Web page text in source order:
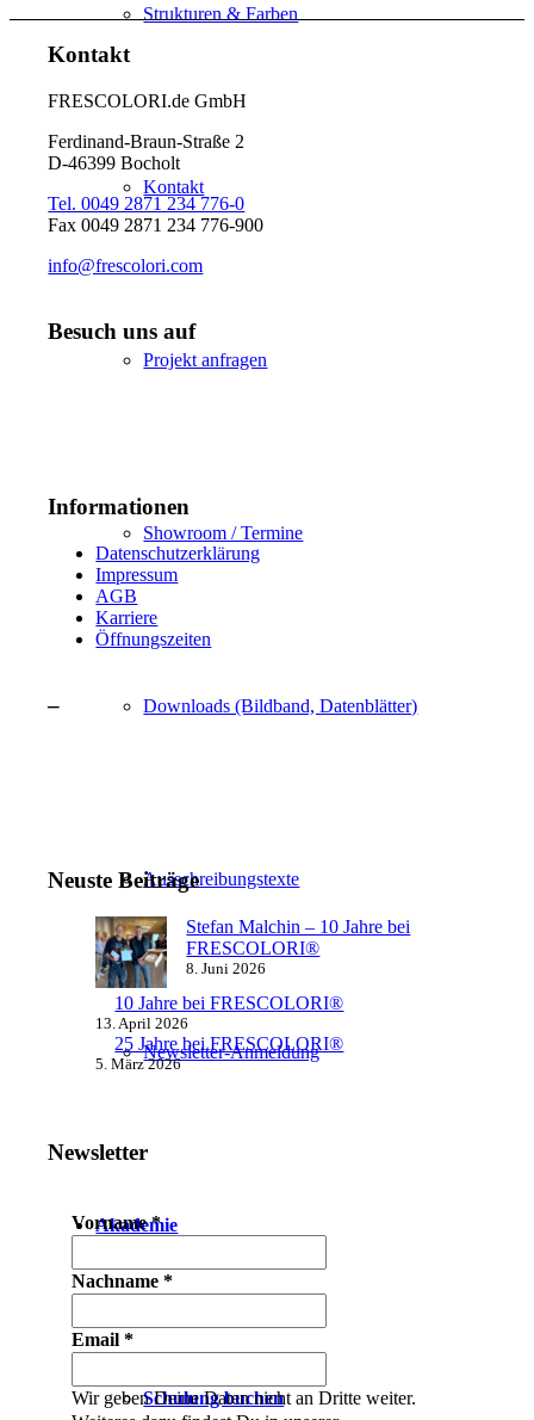
Strukturen & Farben
Kontakt
Projekt anfragen
Showroom / Termine
Downloads (Bildband, Datenblätter)
Ausschreibungstexte
Newsletter-Anmeldung
Akademie
Schulung buchen
Kontakt
FRESCOLORI.de GmbH
Ferdinand-Braun-Straße 2
D-46399 Bocholt
Tel. 0049 2871 234 776-0
Fax 0049 2871 234 776-900
info@frescolori.com
Besuch uns auf
Informationen
Datenschutzerklärung
Impressum
AGB
Karriere
Öffnungszeiten
–
Neuste Beiträge
Stefan Malchin – 10 Jahre bei
FRESCOLORI®
8. Juni 2026
10 Jahre bei FRESCOLORI®
13. April 2026
25 Jahre bei FRESCOLORI®
5. März 2026
Newsletter
Vorname*
Nachname*
Email*
Wir geben Deine Daten nicht an Dritte weiter.